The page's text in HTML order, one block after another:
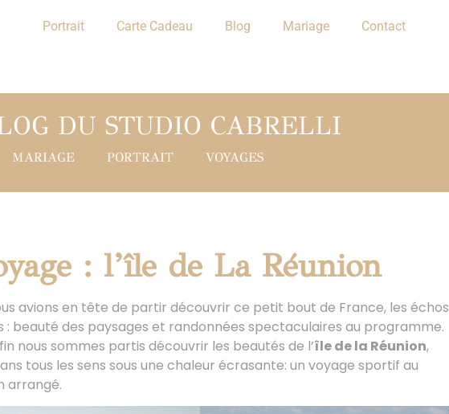
Portrait Carte Cadeau Blog Mariage Contact
DU STUDIO CABRELLI
MARIAGE PORTRAIT VOYAGES
: l’île de La Réunion
avions en tête de partir découvrir ce petit bout de France, les échos
: beauté des paysages et randonnées spectaculaires au programme.
nous sommes partis découvrir les beautés de l’île de la Réunion,
tous les sens sous une chaleur écrasante: un voyage sportif au
arrangé.